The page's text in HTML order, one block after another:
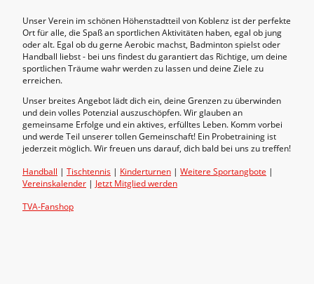
Unser Verein im schönen Höhenstadtteil von Koblenz ist der perfekte
Ort für alle, die Spaß an sportlichen Aktivitäten haben, egal ob jung
oder alt. Egal ob du gerne Aerobic machst, Badminton spielst oder
Handball liebst - bei uns findest du garantiert das Richtige, um deine
sportlichen Träume wahr werden zu lassen und deine Ziele zu
erreichen.
Unser breites Angebot lädt dich ein, deine Grenzen zu überwinden
und dein volles Potenzial auszuschöpfen. Wir glauben an
gemeinsame Erfolge und ein aktives, erfülltes Leben. Komm vorbei
und werde Teil unserer tollen Gemeinschaft! Ein Probetraining ist
jederzeit möglich. Wir freuen uns darauf, dich bald bei uns zu treffen!
Handball | Tischtennis | Kinderturnen | Weitere Sportangbote |
Vereinskalender | Jetzt Mitglied werden
TVA-Fanshop